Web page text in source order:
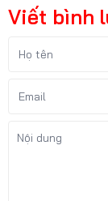
Viết bình